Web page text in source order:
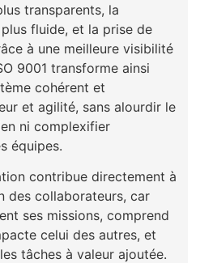
transparents, la
fluide, et la prise de
à une meilleure visibilité
9001 transforme ainsi
cohérent et
et agilité, sans alourdir le
ni complexifier
équipes.
contribue directement à
des collaborateurs, car
ses missions, comprend
celui des autres, et
tâches à valeur ajoutée.